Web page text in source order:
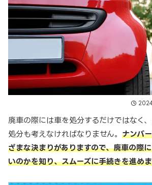
廃車の際には車を処分するだけではなく
処分も考えなければなりません。 ナンバ
ざまな決まりがありますので、廃車の際
いのかを知り、スムーズに手続きを進め